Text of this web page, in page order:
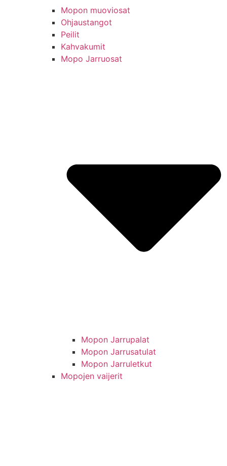
Mopon muoviosat
Ohjaustangot
Peilit
Kahvakumit
Mopo Jarruosat
Mopon Jarrupalat
Mopon Jarrusatulat
Mopon Jarruletkut
Mopojen vaijerit